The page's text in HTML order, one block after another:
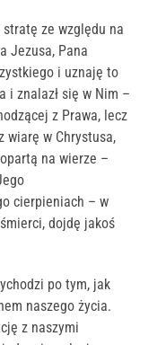
stratę ze względu na
Jezusa, Pana
i uznaję to
i znalazł się w Nim –
z Prawa, lecz
wiarę w Chrystusa,
na wierze –
cierpieniach – w
dojdę jakoś
po tym, jak
naszego życia.
z naszymi